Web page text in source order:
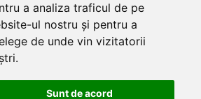
a analiza traficul de pe
ul nostru și pentru a
de unde vin vizitatorii
Sunt de acord
Skates.ro | SC Zmart Skating SRL